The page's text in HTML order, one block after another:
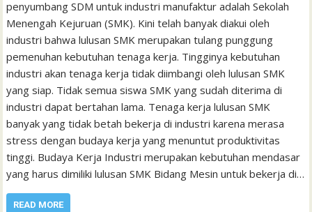
penyumbang SDM untuk industri manufaktur adalah Sekolah
Menengah Kejuruan (SMK). Kini telah banyak diakui oleh
industri bahwa lulusan SMK merupakan tulang punggung
pemenuhan kebutuhan tenaga kerja. Tingginya kebutuhan
industri akan tenaga kerja tidak diimbangi oleh lulusan SMK
yang siap. Tidak semua siswa SMK yang sudah diterima di
industri dapat bertahan lama. Tenaga kerja lulusan SMK
banyak yang tidak betah bekerja di industri karena merasa
stress dengan budaya kerja yang menuntut produktivitas
tinggi. Budaya Kerja Industri merupakan kebutuhan mendasar
yang harus dimiliki lulusan SMK Bidang Mesin untuk bekerja di…
READ MORE